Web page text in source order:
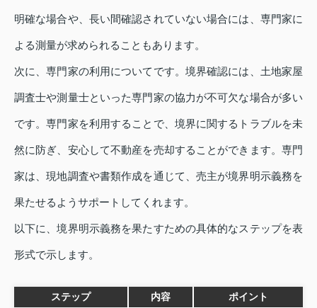
明確な場合や、長い間確認されていない場合には、専門家に
よる測量が求められることもあります。
次に、専門家の利用についてです。境界確認には、土地家屋
調査士や測量士といった専門家の協力が不可欠な場合が多い
です。専門家を利用することで、境界に関するトラブルを未
然に防ぎ、安心して不動産を売却することができます。専門
家は、現地調査や書類作成を通じて、売主が境界明示義務を
果たせるようサポートしてくれます。
以下に、境界明示義務を果たすための具体的なステップを表
形式で示します。
ステップ 内容 ポイント